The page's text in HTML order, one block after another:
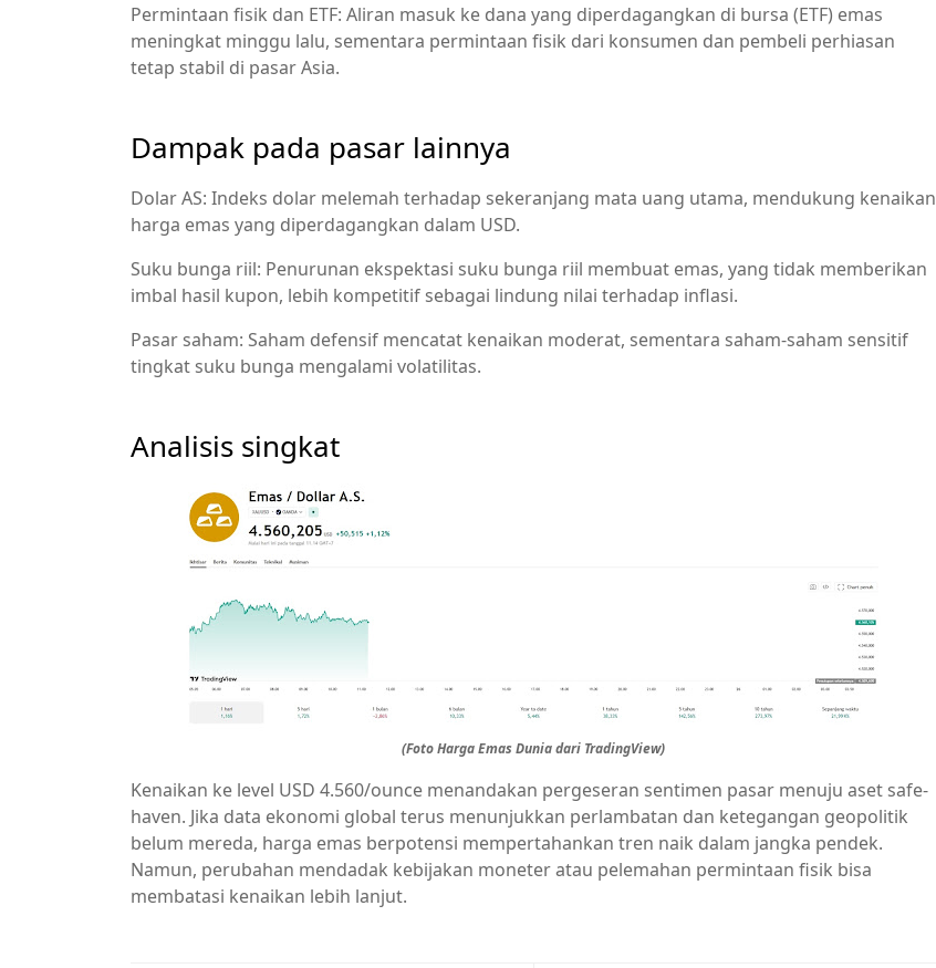
Permintaan fisik dan ETF: Aliran masuk ke dana yang diperdagangkan di bursa (ETF) emas
meningkat minggu lalu, sementara permintaan fisik dari konsumen dan pembeli perhiasan
tetap stabil di pasar Asia.
Dampak pada pasar lainnya
Dolar AS: Indeks dolar melemah terhadap sekeranjang mata uang utama, mendukung kenaikan
harga emas yang diperdagangkan dalam USD.
Suku bunga riil: Penurunan ekspektasi suku bunga riil membuat emas, yang tidak memberikan
imbal hasil kupon, lebih kompetitif sebagai lindung nilai terhadap inflasi.
Pasar saham: Saham defensif mencatat kenaikan moderat, sementara saham-saham sensitif
tingkat suku bunga mengalami volatilitas.
Analisis singkat
(Foto Harga Emas Dunia dari TradingView)
Kenaikan ke level USD 4.560/ounce menandakan pergeseran sentimen pasar menuju aset safe-
haven. Jika data ekonomi global terus menunjukkan perlambatan dan ketegangan geopolitik
belum mereda, harga emas berpotensi mempertahankan tren naik dalam jangka pendek.
Namun, perubahan mendadak kebijakan moneter atau pelemahan permintaan fisik bisa
membatasi kenaikan lebih lanjut.